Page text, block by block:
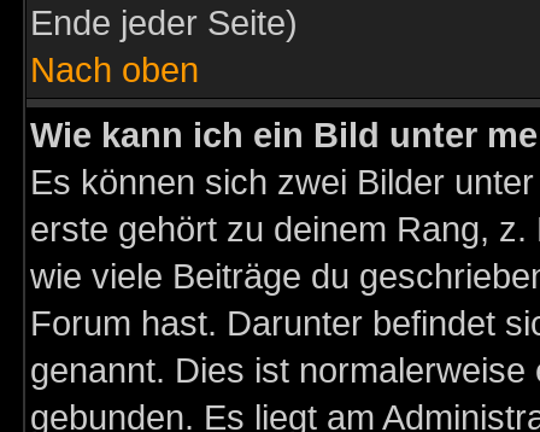
Ende jeder Seite)
Nach oben
Wie kann ich ein Bild unter
Es können sich zwei Bilder
erste gehört zu deinem Rang,
wie viele Beiträge du
Forum hast. Darunter befindet
genannt. Dies ist
gebunden. Es liegt am